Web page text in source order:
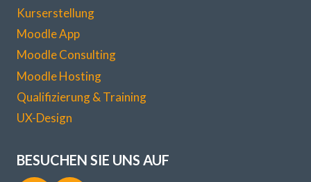
Kurserstellung
Moodle App
Moodle Consulting
Moodle Hosting
Qualifizierung & Training
UX-Design
BESUCHEN SIE UNS AUF